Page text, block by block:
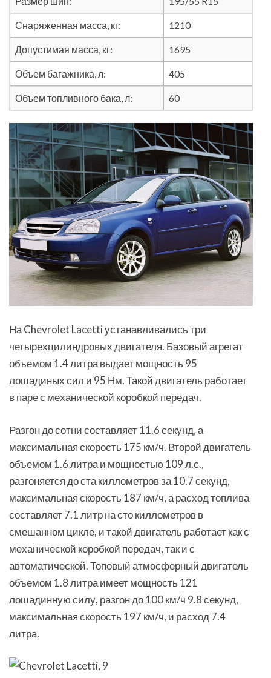
Снаряженная масса, кг: 1210
Допустимая масса, кг: 1695
Объем багажника, л: 405
Объем топливного бака, л: 60
На Chevrolet Lacetti устанавливались три
четырехцилиндровых двигателя. Базовый агрегат
объемом 1.4 литра выдает мощность 95
лошадиных сил и 95 Нм. Такой двигатель работает
в паре с механической коробкой передач.
Разгон до сотни составляет 11.6 секунд, а
максимальная скорость 175 км/ч. Второй двигатель
объемом 1.6 литра и мощностью 109 л.с.,
разгоняется до ста киллометров за 10.7 секунд,
максимальная скорость 187 км/ч, а расход топлива
составляет 7.1 литр на сто киллометров в
смешанном цикле, и такой двигатель работает как с
механической коробкой передач, так и с
автоматической. Топовый атмосферный двигатель
объемом 1.8 литра имеет мощность 121
лошадинную силу, разгон до 100 км/ч 9.8 секунд,
максимальная скорость 197 км/ч, и расход 7.4
литра.